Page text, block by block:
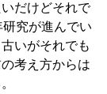
だけどそれで
究が進んでい
いがそれでも
考え方からは